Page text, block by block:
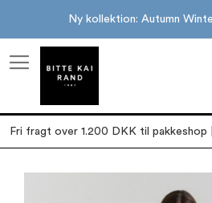
Ny kollektion: Autumn
Fri fragt over 1.200 DKK til pakkeshop